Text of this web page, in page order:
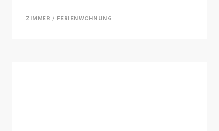
ZIMMER / FERIENWOHNUNG